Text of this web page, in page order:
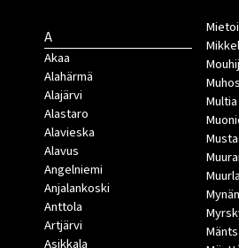
A
Akaa
Alahärmä
Alajärvi
Alastaro
Alavieska
Alavus
Angelniemi
Anjalankoski
Anttola
Artjärvi
Muhos
Multia
Muurla